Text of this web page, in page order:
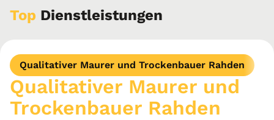
Top Dienstleistungen
Qualitativer Maurer und Trockenbauer Rahden
Qualitativer Maurer und
Trockenbauer Rahden